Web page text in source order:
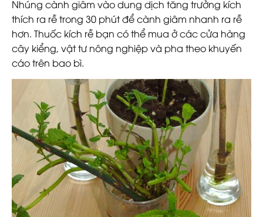
Nhúng cành giâm vào dung dịch tăng trưởng kích
thích ra rễ trong 30 phút để cành giâm nhanh ra rễ
hơn. Thuốc kích rễ bạn có thể mua ở các cửa hàng
cây kiểng, vật tư nông nghiệp và pha theo khuyến
cáo trên bao bì.